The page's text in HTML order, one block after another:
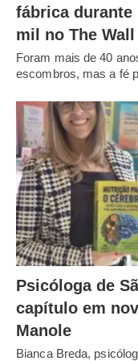
fábrica durante
mil no The Wall
Foram mais de 40
escombros, mas a fé
Psicóloga de
capítulo em
Manole
Bianca Breda,